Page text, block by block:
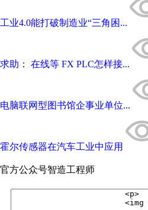
工业4.0能打破制造业“三角困...
求助： 在线等 FX PLC怎样接...
电脑联网型图书馆企事业单位...
霍尔传感器在汽车工业中应用
官方公众号智造工程师